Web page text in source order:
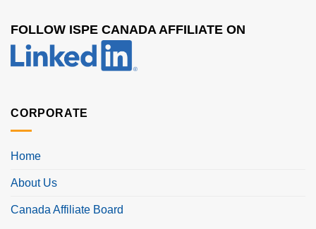
FOLLOW ISPE CANADA AFFILIATE ON
CORPORATE
Home
About Us
Canada Affiliate Board